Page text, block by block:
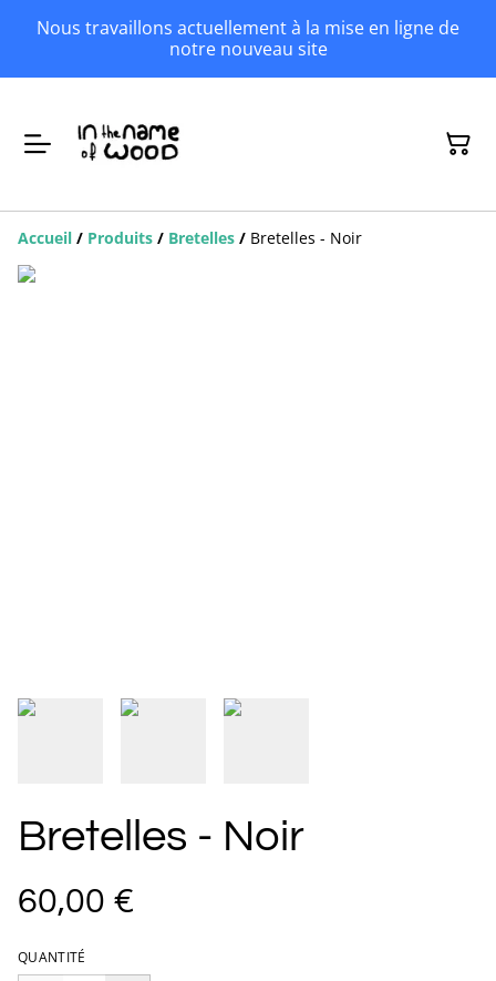
Nous travaillons actuellement à la mise en ligne de
notre nouveau site
Accueil / Produits / Bretelles / Bretelles - Noir
Bretelles - Noir
60,00 €
QUANTITÉ